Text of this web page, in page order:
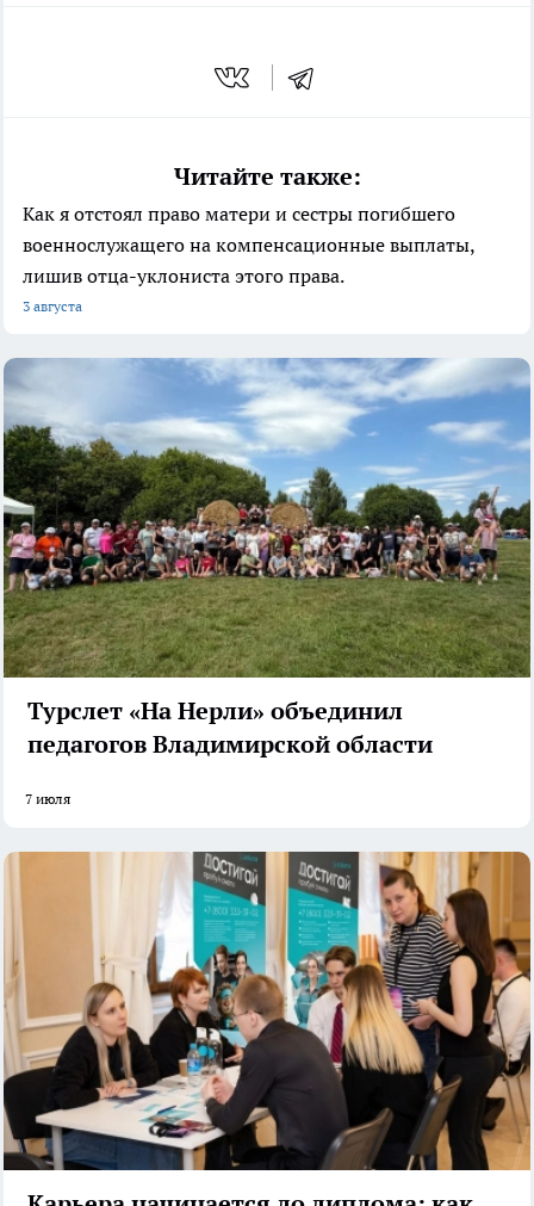
Читайте также:
Как я отстоял право матери и сестры погибшего
военнослужащего на компенсационные выплаты,
лишив отца-уклониста этого права.
3 августа
Турслет «На Нерли» объединил
педагогов Владимирской области
7 июля